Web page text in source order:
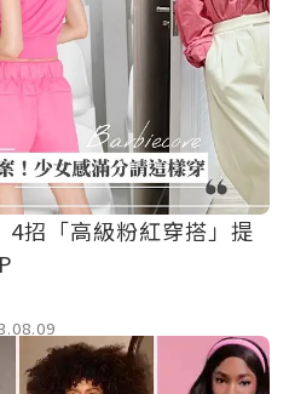
4招「高級粉紅穿搭」提